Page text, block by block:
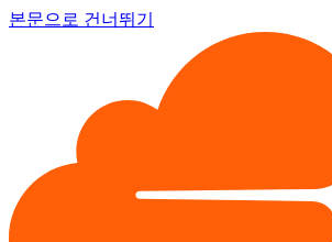
본문으로 건너뛰기